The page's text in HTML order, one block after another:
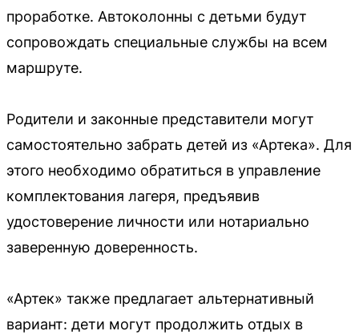
проработке. Автоколонны с детьми будут
сопровождать специальные службы на всем
маршруте.
Родители и законные представители могут
самостоятельно забрать детей из «Артека». Для
этого необходимо обратиться в управление
комплектования лагеря, предъявив
удостоверение личности или нотариально
заверенную доверенность.
«Артек» также предлагает альтернативный
вариант: дети могут продолжить отдых в